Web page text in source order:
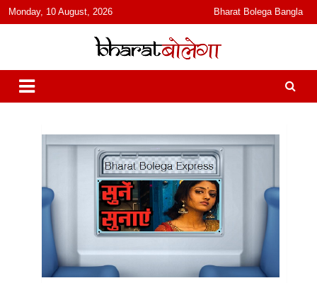
content
Monday, 10 August, 2026 Bharat Bolega Bangla
भारत बोलेगा
हिंदी में समाचार, विचार, ऑडियो, वीडियो और फ़ीचर. भारत बोलेगा हिंदी न्यूज़ वेबसाइट
India: News, Views, Info, Trends & Podcast I जानकारी भी समझदारी भी
और पॉडकास्ट